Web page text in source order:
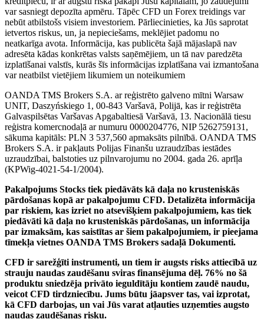
var sasniegt depozīta apmēru. Tāpēc CFD un Forex treidings var
nebūt atbilstošs visiem investoriem. Pārliecinieties, ka Jūs saprotat
ietvertos riskus, un, ja nepieciešams, meklējiet padomu no
neatkarīga avota. Informācija, kas publicēta šajā mājaslapā nav
adresēta kādas konkrētas valsts saņēmējiem, un tā nav paredzēta
izplatīšanai valstīs, kurās šīs informācijas izplatīšana vai izmantošana
var neatbilst vietējiem likumiem un noteikumiem
OANDA TMS Brokers S.A. ar reģistrēto galveno mītni Warsaw
UNIT, Daszyńskiego 1, 00-843 Varšavā, Polijā, kas ir reģistrēta
Galvaspilsētas Varšavas Apgabaltiesā Varšavā, 13. Nacionālā tiesu
reģistra komercnodaļā ar numuru 0000204776, NIP 5262759131,
sākuma kapitāls: PLN 3 537,560 apmaksāts pilnībā. OANDA TMS
Brokers S.A. ir pakļauts Polijas Finanšu uzraudzības iestādes
uzraudzībai, balstoties uz pilnvarojumu no 2004. gada 26. aprīļa
(KPWig-4021-54-1/2004).
Pakalpojums Stocks tiek piedāvāts kā daļa no krusteniskās
pārdošanas kopā ar pakalpojumu CFD. Detalizēta informācija
par riskiem, kas izriet no atsevišķiem pakalpojumiem, kas tiek
piedāvāti kā daļa no krusteniskās pārdošanas, un informācija
par izmaksām, kas saistītas ar šiem pakalpojumiem, ir pieejama
tīmekļa vietnes OANDA TMS Brokers sadaļā Dokumenti.
CFD ir sarežģīti instrumenti, un tiem ir augsts risks attiecībā uz
strauju naudas zaudēšanu sviras finansējuma dēļ. 76% no šā
produktu sniedzēja privāto ieguldītāju kontiem zaudē naudu,
veicot CFD tirdzniecību. Jums būtu jāapsver tas, vai izprotat,
kā CFD darbojas, un vai Jūs varat atļauties uzņemties augsto
naudas zaudēšanas risku.